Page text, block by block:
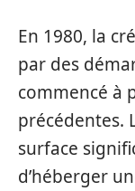
En 1980, la
par des
commencé à
précédentes.
surface
d’héberger